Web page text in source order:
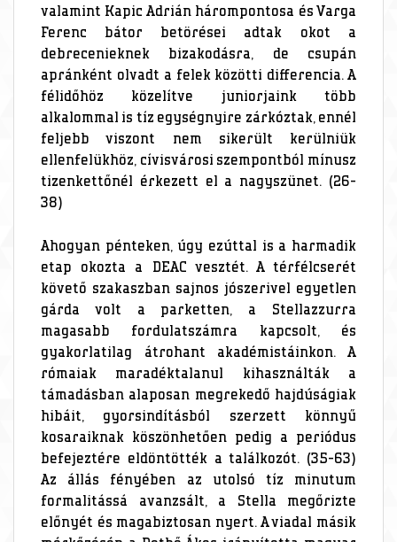
valamint Kapic Adrián hárompontosa és Varga
Ferenc bátor betörései adtak okot a
debrecenieknek bizakodásra, de csupán
apránként olvadt a felek közötti differencia. A
félidőhöz közelítve juniorjaink több
alkalommal is tíz egységnyire zárkóztak, ennél
feljebb viszont nem sikerült kerülniük
ellenfelükhöz, cívisvárosi szempontból mínusz
tizenkettőnél érkezett el a nagyszünet. (26-
38)
Ahogyan pénteken, úgy ezúttal is a harmadik
etap okozta a DEAC vesztét. A térfélcserét
követő szakaszban sajnos jószerivel egyetlen
gárda volt a parketten, a Stellazzurra
magasabb fordulatszámra kapcsolt, és
gyakorlatilag átrohant akadémistáinkon. A
rómaiak maradéktalanul kihasználták a
támadásban alaposan megrekedő hajdúságiak
hibáit, gyorsindításból szerzett könnyű
kosaraiknak köszönhetően pedig a periódus
befejeztére eldöntötték a találkozót. (35-63)
Az állás fényében az utolsó tíz minutum
formalitássá avanzsált, a Stella megőrizte
előnyét és magabiztosan nyert. A viadal másik